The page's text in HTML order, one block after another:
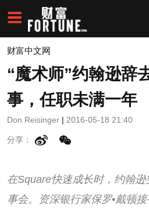
财富中文网
“魔术师”约翰逊辞
事，任职未满一年
Don Reisinger | 2016-05-18 21:40
分享：
在Square快速成长时，约翰
事会。资深银行家保罗•戴顿接